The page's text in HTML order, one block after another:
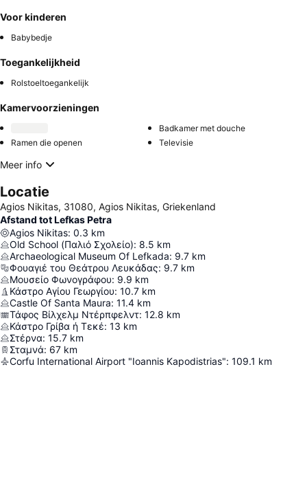
Voor kinderen
Babybedje
Toegankelijkheid
Rolstoeltoegankelijk
Kamervoorzieningen
Badkamer met douche
Ramen die openen
Televisie
Meer info
Locatie
Agios Nikitas, 31080, Agios Nikitas, Griekenland
Afstand tot Lefkas Petra
Agios Nikitas: 0.3 km
Old School (Παλιό Σχολείο): 8.5 km
Archaeological Museum Of Lefkada: 9.7 km
Φουαγιέ του Θεάτρου Λευκάδας: 9.7 km
Μουσείο Φωνογράφου: 9.9 km
Κάστρο Αγίου Γεωργίου: 10.7 km
Castle Of Santa Maura: 11.4 km
Τάφος Βίλχελμ Ντέρπφελντ: 12.8 km
Κάστρο Γρίβα ή Τεκέ: 13 km
Στέρνα: 15.7 km
Σταμνά: 67 km
Corfu International Airport "Ioannis Kapodistrias": 109.1 km